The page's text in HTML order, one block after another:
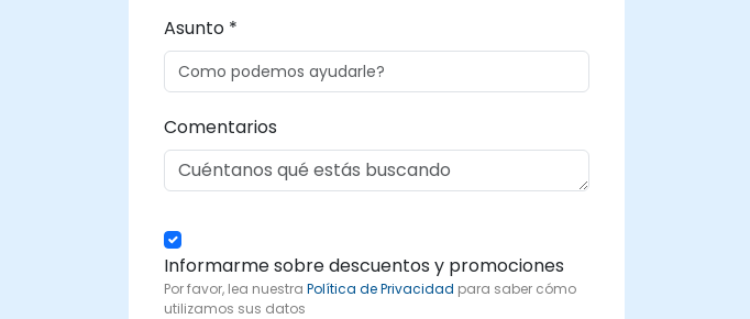
Asunto *
Comentarios
Informarme sobre descuentos y promociones
Por favor, lea nuestra Política de Privacidad para saber cómo
utilizamos sus datos